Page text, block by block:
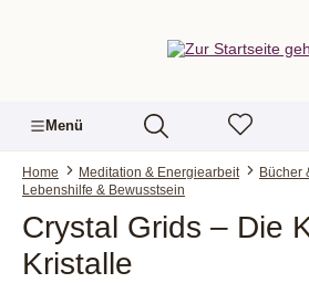
Menü
Home Meditation & Energiearbeit
Bücher
Lebenshilfe & Bewusstsein
Crystal Grids – Die
Kristalle